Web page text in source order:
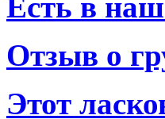
Отзыв о
Этот